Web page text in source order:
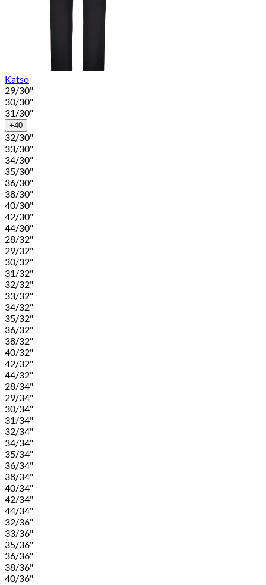
Katso
29/30"
30/30"
31/30"
+40
32/30"
33/30"
34/30"
35/30"
36/30"
38/30"
40/30"
42/30"
44/30"
28/32"
29/32"
30/32"
31/32"
32/32"
33/32"
34/32"
35/32"
36/32"
38/32"
40/32"
42/32"
44/32"
28/34"
29/34"
30/34"
31/34"
32/34"
34/34"
35/34"
36/34"
38/34"
40/34"
42/34"
44/34"
32/36"
33/36"
35/36"
36/36"
38/36"
40/36"